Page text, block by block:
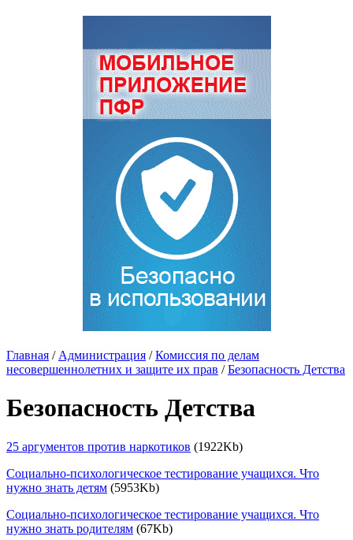
Главная / Администрация / Комиссия по делам
несовершеннолетних и защите их прав / Безопасность Детства
Безопасность Детства
25 аргументов против наркотиков (1922Kb)
Социально-психологическое тестирование учащихся. Что
нужно знать детям (5953Kb)
Социально-психологическое тестирование учащихся. Что
нужно знать родителям (67Kb)